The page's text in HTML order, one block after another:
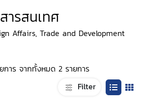
ารสนเทศ
Affairs, Trade and Development
การ จากทั้งหมด 2 รายการ
Filter